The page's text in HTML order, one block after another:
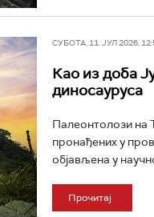
СУБОТА, 11. ЈУЛ 2026,
Као из доба
диносауруса
Палеонтолози на
пронађених у
објављена у
Прочитај